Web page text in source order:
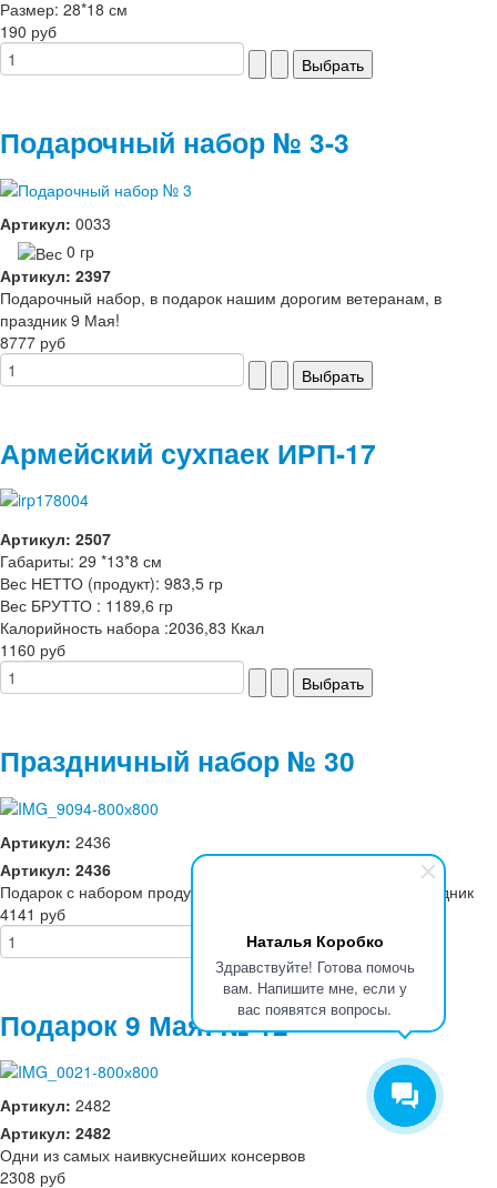
Наталья Коробко
Здравствуйте! Готова помочь
вам. Напишите мне, если у
вас появятся вопросы.
Размер: 28*18 см
190 руб
Подарочный набор № 3-3
Артикул: 0033
0 гр
Артикул: 2397
Подарочный набор, в подарок нашим дорогим ветеранам, в
праздник 9 Мая!
8777 руб
Армейский сухпаек ИРП-17
Артикул: 2507
Габариты: 29 *13*8 см
Вес НЕТТО (продукт): 983,5 гр
Вес БРУТТО : 1189,6 гр
Калорийность набора :2036,83 Ккал
1160 руб
Праздничный набор № 30
Артикул: 2436
Артикул: 2436
Подарок с набором продуктов, чтобы хорошо отметить праздник
4141 руб
Подарок 9 Мая! № 12
Артикул: 2482
Артикул: 2482
Одни из самых наивкуснейших консервов
2308 руб